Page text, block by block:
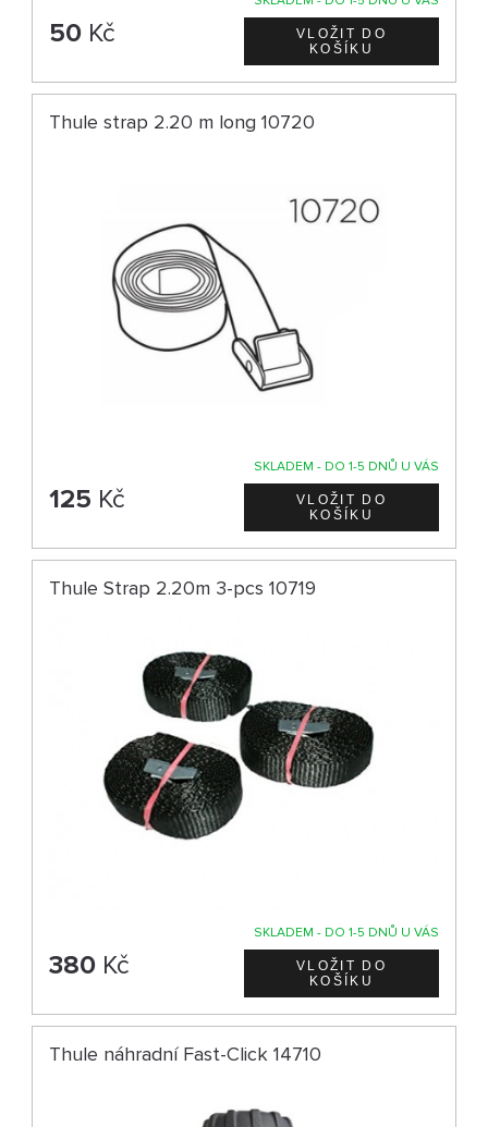
50 Kč
Thule strap 2.20 m long 10720
SKLADEM - DO 1-5 DNŮ U VÁS
125 Kč
Thule Strap 2.20m 3-pcs 10719
SKLADEM - DO 1-5 DNŮ U VÁS
380 Kč
Thule náhradní Fast-Click 14710